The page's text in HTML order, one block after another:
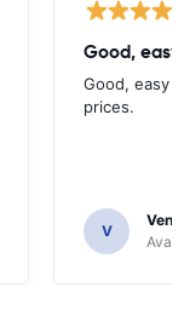
Good,
Good, easy
prices.
V